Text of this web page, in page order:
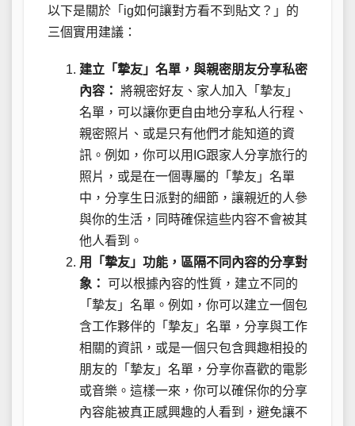
以下是關於「ig如何讓對方看不到貼文？」的
三個實用建議：
建立「摯友」名單，與親密朋友分享私密
內容： 將親密好友、家人加入「摯友」
名單，可以讓你更自由地分享私人行程、
親密照片、或是只有他們才能知道的資
訊。例如，你可以用IG跟家人分享旅行的
照片，或是在一個專屬的「摯友」名單
中，分享生日派對的細節，讓親近的人參
與你的生活，同時確保這些内容不會被其
他人看到。
用「摯友」功能，區隔不同內容的分享對
象： 可以根據內容的性質，建立不同的
「摯友」名單。例如，你可以建立一個包
含工作夥伴的「摯友」名單，分享與工作
相關的資訊，或是一個只包含興趣相投的
朋友的「摯友」名單，分享你喜歡的電影
或音樂。這樣一來，你可以確保你的分享
內容能被真正感興趣的人看到，避免讓不